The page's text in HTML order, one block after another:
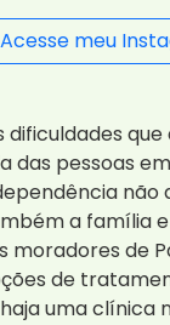
Acesse meu
das pessoas
não
a família
moradores de
de
uma clínica